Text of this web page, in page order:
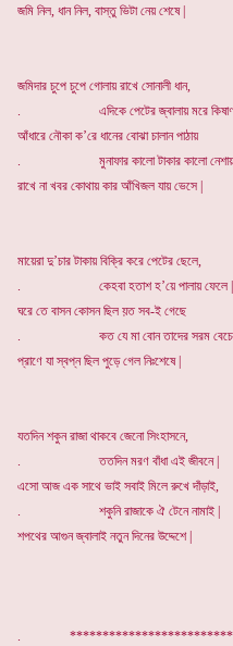
জমি নিল, ধান নিল, বাস্তু ভিটা নেয় শেষে |
জমিদার চুপে চুপে গোলায় রাখে সোনালী ধান,
. এদিকে পেটের জ্বালায় মরে
আঁধারে নৌকা ক’রে ধানের বোঝা চালান পাঠায়
. মুনাফার কালো টাকার কালো
রাখে না খবর কোথায় কার আঁখিজল যায় ভেসে |
মায়েরা দু’চার টাকায় বিক্রি করে পেটের ছেলে,
. কেহবা হতাশ হ’য়ে পালায় ফেলে |
ঘরে তে বাসন কোসন ছিল য়ত সব-ই গেছে
. কত যে মা বোন তাদের সরম বেচে
প্রাণে যা স্বপ্ন ছিল পুড়ে গেল নিঃশেষে |
যতদিন শকুন রাজা থাকবে জেনো সিংহাসনে,
. ততদিন মরণ বাঁধা এই জীবনে |
এসো আজ এক সাথে ভাই সবাই মিলে রুখে দাঁড়াই,
. শকুনি রাজাকে ঐ টেনে নামাই |
শপথের আগুন জ্বালাই নতুন দিনের উদ্দেশে |
.